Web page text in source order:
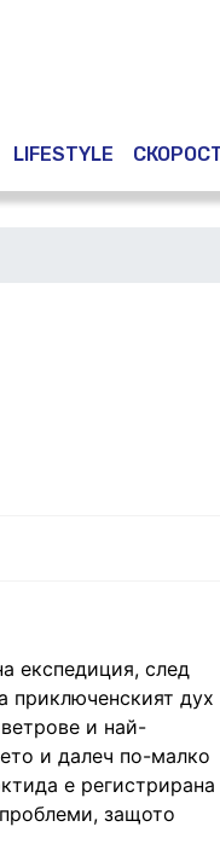
LIFESTYLE
експедиция, след
приключенският дух
и най-
и далеч по-малко
е регистрирана
защото